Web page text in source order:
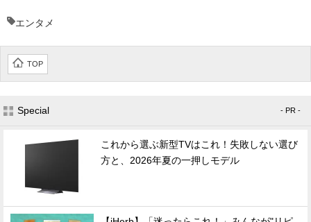
エンタメ
TOP
Special - PR -
これから選ぶ新型TVはこれ！失敗しない選び
方と、2026年夏の一押しモデル